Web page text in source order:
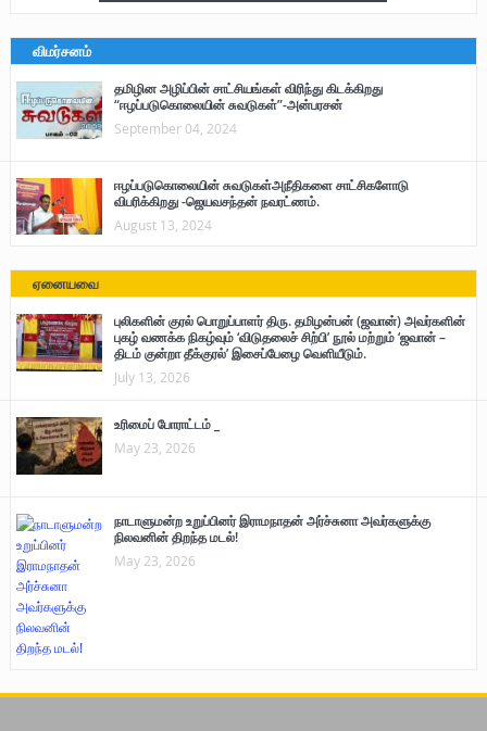
விமர்சனம்
தமிழின அழிப்பின் சாட்சியங்கள் விரிந்து கிடக்கிறது
“ஈழப்படுகொலையின் சுவடுகள்”-அன்பரசன்
September 04, 2024
ஈழப்படுகொலையின் சுவடுகள்அநீதிகளை சாட்சிகளோடு
விபரிக்கிறது -ஜெயவசந்தன் நவரட்ணம்.
August 13, 2024
ஏனையவை
புலிகளின் குரல் பொறுப்பாளர் திரு. தமிழன்பன் (ஜவான்) அவர்களின்
புகழ் வணக்க நிகழ்வும் ‘விடுதலைச் சிற்பி’ நூல் மற்றும் ‘ஜவான் –
திடம் குன்றா தீக்குரல்’ இசைப்பேழை வெளியீடும்.
July 13, 2026
உரிமைப் போராட்டம் _
May 23, 2026
நாடாளுமன்ற உறுப்பினர் இராமநாதன் அர்ச்சுனா அவர்களுக்கு
நிலவனின் திறந்த மடல்!
May 23, 2026